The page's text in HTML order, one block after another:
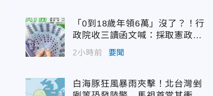
「0到18歲年領6萬」沒了？！行
政院收三讀函文喊：採取憲政作
為
2小時前 要聞
白海豚狂風暴雨夾擊！北台灣剉